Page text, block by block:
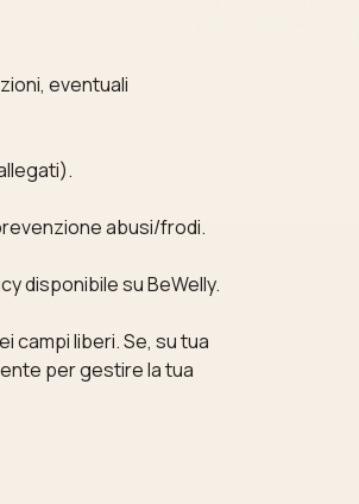
eventuali
abusi/frodi.
disponibile su BeWelly.
campi liberi. Se, su tua
per gestire la tua